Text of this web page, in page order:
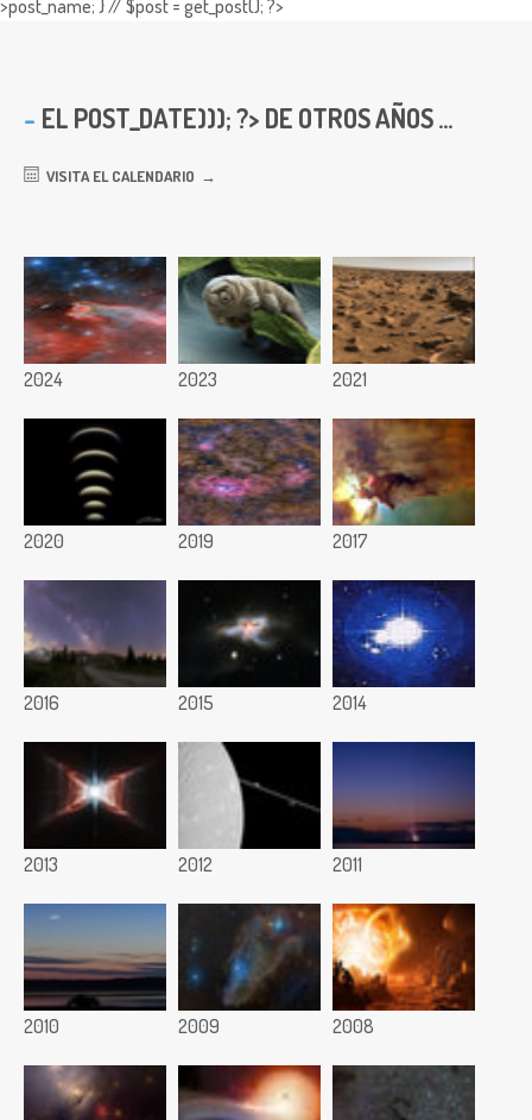
>post_name; } // $post = get_post(); ?>
EL POST_DATE))); ?> DE OTROS AÑOS ...
VISITA EL CALENDARIO
2024 2023 2021
2020 2019 2017
2016 2015 2014
2013 2012 2011
2010 2009 2008